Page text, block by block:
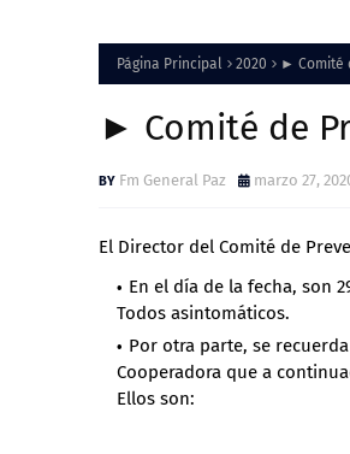
Página Principal 2020 ► Comité
► Comité de
Fm General Paz marzo 27,
El Director del Comité de
En el día de la fecha, son
Todos asintomáticos.
Por otra parte, se
Cooperadora que a
Ellos son: